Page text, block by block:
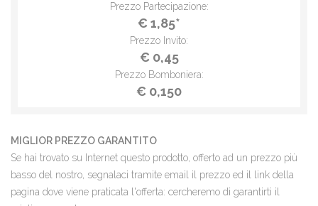
Prezzo Partecipazione:
€ 1,85*
Prezzo Invito:
€ 0,45
Prezzo Bomboniera:
€ 0,150
MIGLIOR PREZZO GARANTITO
Se hai trovato su Internet questo prodotto, offerto ad un prezzo più
basso del nostro, segnalaci tramite email il prezzo ed il link della
pagina dove viene praticata l'offerta: cercheremo di garantirti il